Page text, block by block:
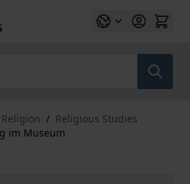
Religion / Religious Studies
im Museum